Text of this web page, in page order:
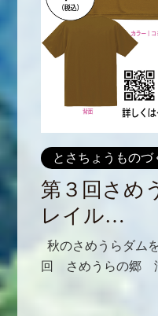
とさちょうものづ
第３回さめ
レイル…
秋のさめうらダム
回 さめうらの郷